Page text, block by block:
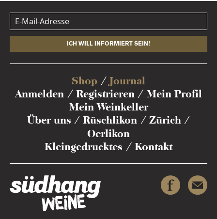
ICH WILL INFORMIERT SEIN!
Shop
Journal
Anmelden
Registrieren
Mein Profil
Mein Weinkeller
Über uns
Rüschlikon
Zürich
Oerlikon
Kleingedrucktes
Kontakt